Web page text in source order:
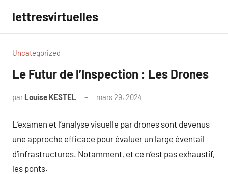
contenu
lettresvirtuelles
Uncategorized
Le Futur de l’Inspection : Les Drones
par Louise KESTEL mars 29, 2024
L’examen et l’analyse visuelle par drones sont devenus
une approche efficace pour évaluer un large éventail
d’infrastructures. Notamment, et ce n’est pas exhaustif,
les ponts.